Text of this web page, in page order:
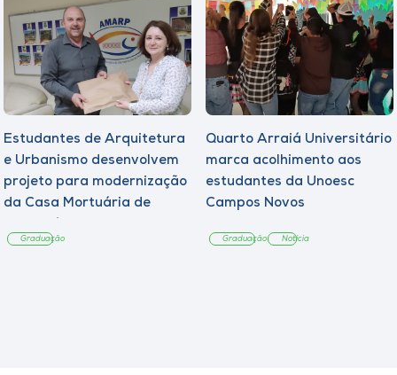
Estudantes de Arquitetura
e Urbanismo desenvolvem
projeto para modernização
da Casa Mortuária de
Graduação
Quarto Arraiá Universitário
marca acolhimento aos
estudantes da Unoesc
Campos Novos
Graduação Notícia